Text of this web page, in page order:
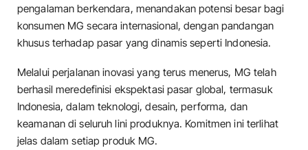
pengalaman berkendara, menandakan potensi besar bagi
konsumen MG secara internasional, dengan pandangan
khusus terhadap pasar yang dinamis seperti Indonesia.
Melalui perjalanan inovasi yang terus menerus, MG telah
berhasil meredefinisi ekspektasi pasar global, termasuk
Indonesia, dalam teknologi, desain, performa, dan
keamanan di seluruh lini produknya. Komitmen ini terlihat
jelas dalam setiap produk MG.